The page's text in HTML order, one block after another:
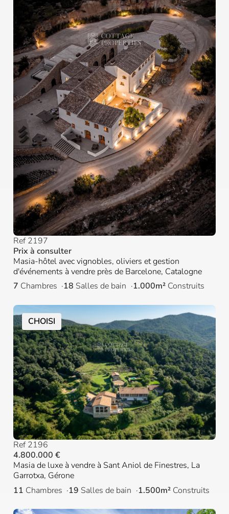
Ref 2197
Prix à consulter
Masia-hôtel avec vignobles, oliviers et gestion
d'événements à vendre près de Barcelone, Catalogne
7 Chambres 18 Salles de bain 1.000m² Construits
CHOISI
Ref 2196
4.800.000 €
Masia de luxe à vendre à Sant Aniol de Finestres, La
Garrotxa, Gérone
11 Chambres 19 Salles de bain 1.500m² Construits